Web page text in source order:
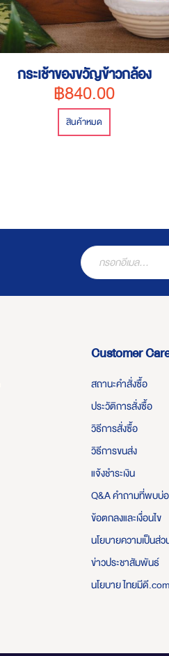
กระเช้าของขวัญข้าวกล้อง
฿840.00
สินค้าหมด
Customer
สถานะคำสั่งซื้อ
ประวัติการสั่งซื้อ
วิธีการสั่งซื้อ
วิธีการขนส่ง
แจ้งชำระเงิน
Q&A คำถามที่พบบ่
ข้อตกลงและเงื่อนไข
นโยบายความเป็นส่
ข่าวประชาสัมพันธ์
นโยบาย ไทยมีดี.com